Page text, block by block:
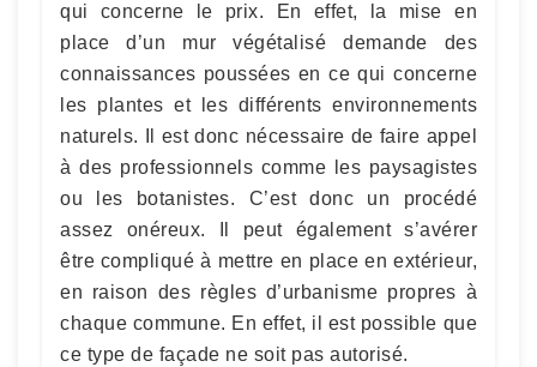
qui concerne le prix. En effet, la mise en
place d’un mur végétalisé demande des
connaissances poussées en ce qui concerne
les plantes et les différents environnements
naturels. Il est donc nécessaire de faire appel
à des professionnels comme les paysagistes
ou les botanistes. C’est donc un procédé
assez onéreux. Il peut également s’avérer
être compliqué à mettre en place en extérieur,
en raison des règles d’urbanisme propres à
chaque commune. En effet, il est possible que
ce type de façade ne soit pas autorisé.